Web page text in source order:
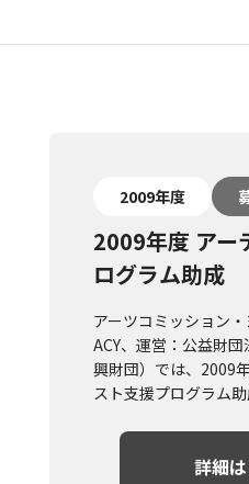
2009年度
2009年度 アー
ログラム助成
アーツコミッション
ACY、運営：公益財
興財団）では、2009
スト支援プログラム
概要や募集要項につ
ご確認ください。
詳細